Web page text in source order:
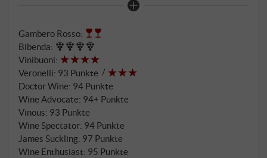
Eichenfudern, begleitet von einem kleineren Anteil
in Barbaresco als Lehrbuchjahr: Ein moderater
Sommer, große Tag-Nacht-Amplituden und ein
langer, trockener Herbst führten zu später Lese und
voll ausgereifter Phenolik. Die Weine zeigen Dichte
und vertikale Spannung bei exzellenter Frische – ein
Profil mit langem Atem.
Gambero Rosso:
Bibenda:
Vinibuoni:
Veronelli: 93 Punkte
Doctor Wine: 94 Punkte
Wine Advocate: 94+ Punkte
Vinous: 93 Punkte
Wine Spectator: 94 Punkte
James Suckling: 97 Punkte
Wine Enthusiast: 95 Punkte